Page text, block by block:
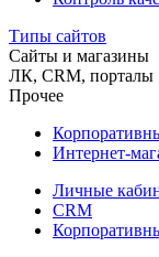
Типы сайтов
Сайты и магазины
ЛК, CRM, порталы
Прочее
Интернет-
Личные
CRM